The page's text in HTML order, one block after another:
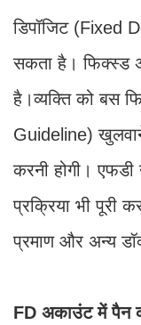
डिपॉजिट (Fixed
सकता है। फिक्स्ड
है।व्यक्ति को बस
Guideline)
करनी होगी।
प्रक्रिया भी पूरी
प्रमाण और अन्य
FD अकाउंट में पैन